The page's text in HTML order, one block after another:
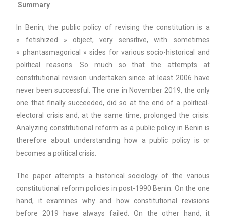
Summary
In Benin, the public policy of revising the constitution is a
« fetishized » object, very sensitive, with sometimes
« phantasmagorical » sides for various socio-historical and
political reasons. So much so that the attempts at
constitutional revision undertaken since at least 2006 have
never been successful. The one in November 2019, the only
one that finally succeeded, did so at the end of a political-
electoral crisis and, at the same time, prolonged the crisis.
Analyzing constitutional reform as a public policy in Benin is
therefore about understanding how a public policy is or
becomes a political crisis.
The paper attempts a historical sociology of the various
constitutional reform policies in post-1990 Benin. On the one
hand, it examines why and how constitutional revisions
before 2019 have always failed. On the other hand, it